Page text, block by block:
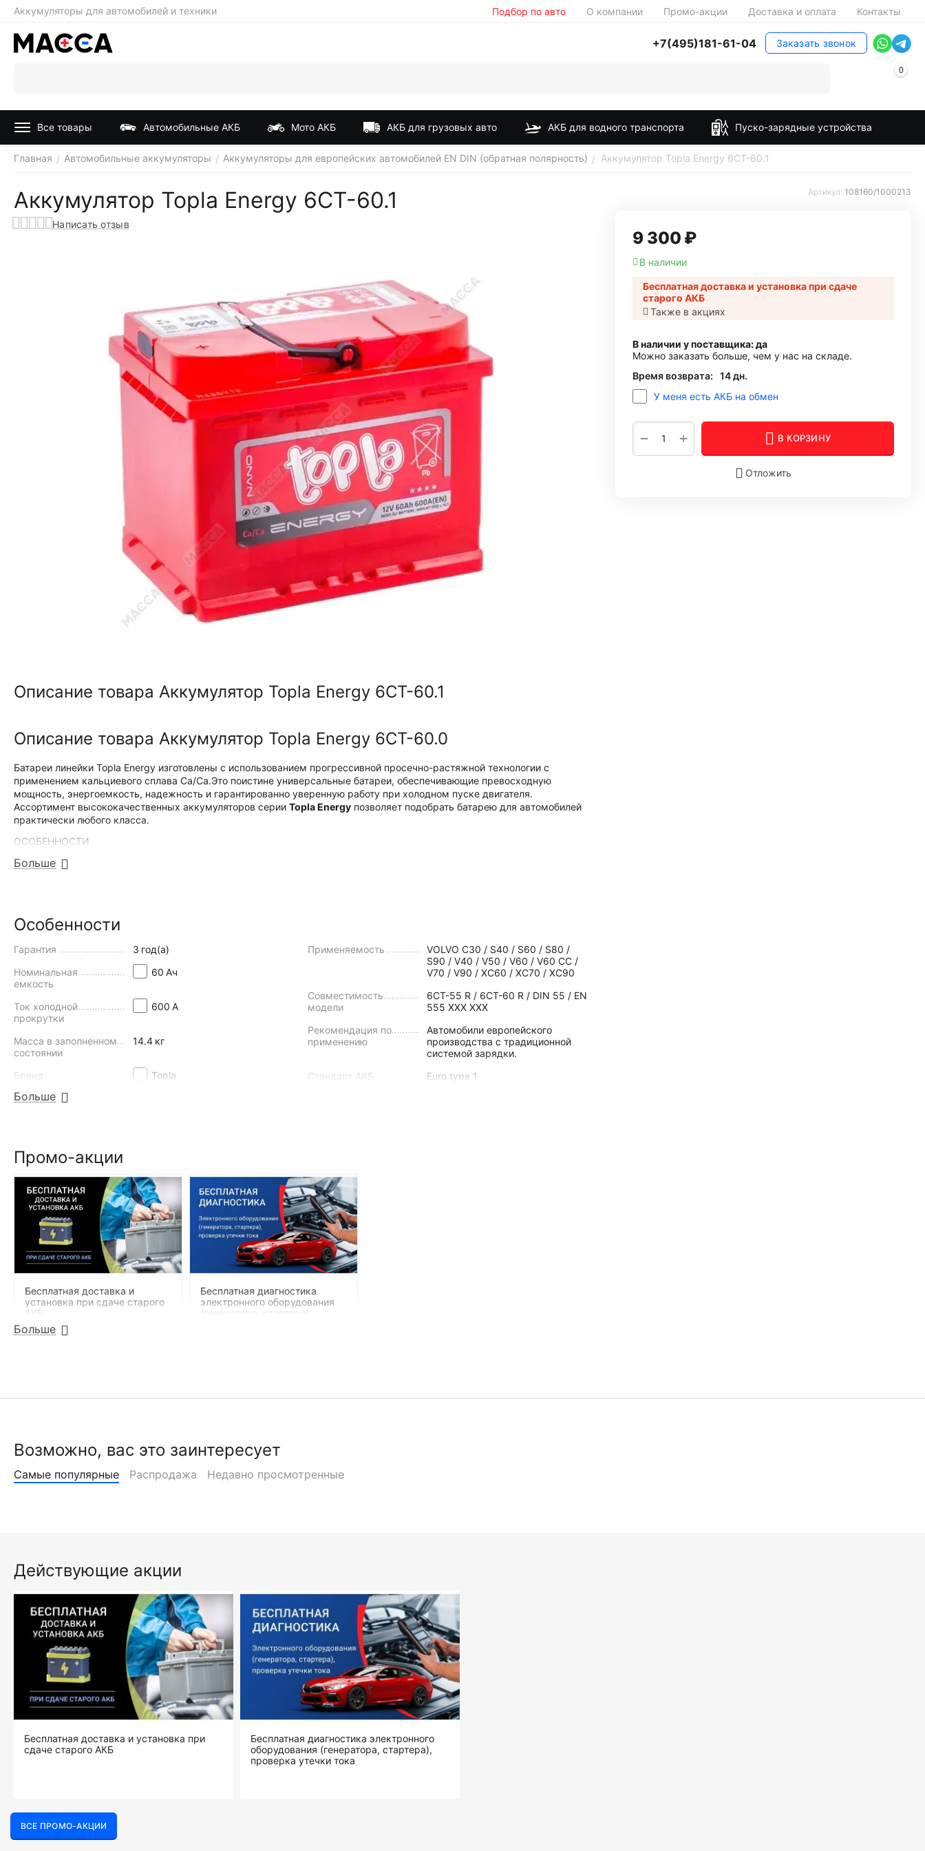
Аккумуляторы для автомобилей и техники Подбор по авто О компании Промо-акции Доставка и оплата Контакты
+7(495)181-61-04 Заказать звонок
0
Все товары Автомобильные АКБ Мото АКБ АКБ для грузовых авто АКБ для водного транспорта Пуско-зарядные устройства
Главная / Автомобильные аккумуляторы / Аккумуляторы для европейских автомобилей EN DIN (обратная полярность) / Аккумулятор Topla Energy 6СТ-60.1
Аккумулятор Topla Energy 6СТ-60.1
Написать отзыв
Артикул: 108160/1000213
9 300 ₽
В наличии
Бесплатная доставка и установка при сдаче
старого АКБ
Также в акциях
В наличии у поставщика: да
Можно заказать больше, чем у нас на складе.
Время возврата:
14 дн.
У меня есть АКБ на обмен
+
− В КОРЗИНУ
Отложить
Описание товара Аккумулятор Topla Energy 6СТ-60.1
Описание товара Аккумулятор Topla Energy 6СТ-60.0
Батареи линейки Topla Energy изготовлены с использованием прогрессивной просечно-растяжной технологии с
применением кальциевого сплава Ca/Ca.Это поистине универсальные батареи, обеспечивающие превосходную
мощность, энергоемкость, надежность и гарантированно уверенную работу при холодном пуске двигателя.
Ассортимент высококачественных аккумуляторов серии Topla Energy позволяет подобрать батарею для автомобилей
практически любого класса.
ОСОБЕННОСТИ
Решетки на основе просечно-растяжной технологии
Надежный запуск в сложных климатических условиях
Больше
Особенности
Гарантия 3 год(а)
Номинальная
емкость
60 Aч
Ток холодной
прокрутки
600 А
Масса в заполненном
состоянии
14.4 кг
Бренд
Topla
Полярность
Клеммы
Тип крепления
аккумулятора
B13
Применяемость
VOLVO C30 / S40 / S60 / S80 /
S90 / V40 / V50 / V60 / V60 CC /
V70 / V90 / XC60 / XC70 / XC90
Совместимость
модели
6СТ-55 R / 6СТ-60 R / DIN 55 / EN
555 XXX XXX
Рекомендация по
применению
Автомобили европейского
производства с традиционной
системой зарядки.
Стандарт АКБ
Euro type 1
НАЙТИ ПОХОЖИЕ
Больше
Промо-акции
Бесплатная доставка и
установка при сдаче старого
АКБ
Бесплатная диагностика
электронного оборудования
(генератора, стартера),
Больше
Возможно, вас это заинтересует
Самые популярные Распродажа Недавно просмотренные
Действующие акции
Бесплатная доставка и установка при
сдаче старого АКБ
Бесплатная диагностика электронного
оборудования (генератора, стартера),
проверка утечки тока
ВСЕ ПРОМО-АКЦИИ